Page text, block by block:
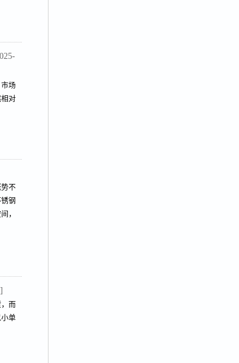
场
对
不
钢
，
而
单